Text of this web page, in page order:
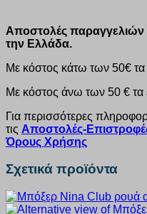
Αποστολές παραγγελιών
την Ελλάδα.
Με κόστος κάτω των 50€ τα
Με κόστος άνω των 50 € τα
Για περισσότερες
τις Αποστολές-
Όρους Χρήσης
Σχετικά προϊόντα